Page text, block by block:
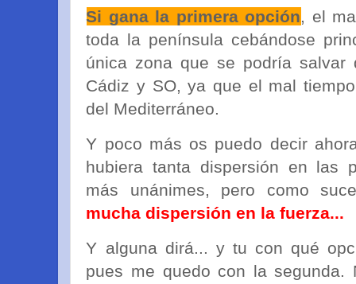
Si gana la primera opción, el
toda la península cebándose
única zona que se podría
Cádiz y SO, ya que el mal
del Mediterráneo.
Y poco más os puedo decir
hubiera tanta dispersión en las
más unánimes, pero como
mucha dispersión en la fuerza...
Y alguna dirá... y tu con qué
pues me quedo con la segunda.